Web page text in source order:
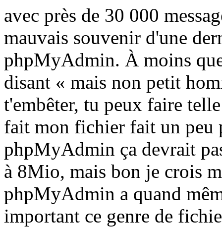
avec près de 30 000
mauvais souvenir d'une
phpMyAdmin. À moins
disant « mais non petit
t'embêter, tu peux faire
fait mon fichier fait un peu
phpMyAdmin ça devrait
à 8Mio, mais bon je crois
phpMyAdmin a quand
important ce genre de